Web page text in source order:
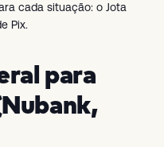
cada situação: o Jota
Pix.
para